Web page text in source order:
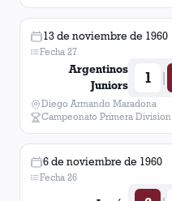
13 de noviembre de 1960
Fecha 27
Argentinos
Juniors
1 |
Diego Armando Maradona
Campeonato Primera Division
6 de noviembre de 1960
Fecha 26